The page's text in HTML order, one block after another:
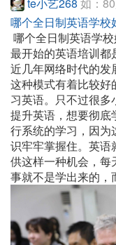
哪个全日制英语学校
哪个全日制英语学
最开始的英语培训
近几年网络时代的发
这种模式有着比较好
习英语。只不过很
提升英语，想要彻
行系统的学习，因为
识牢牢掌握住。英语
供这样一种机会，每
事就不是学出来的，